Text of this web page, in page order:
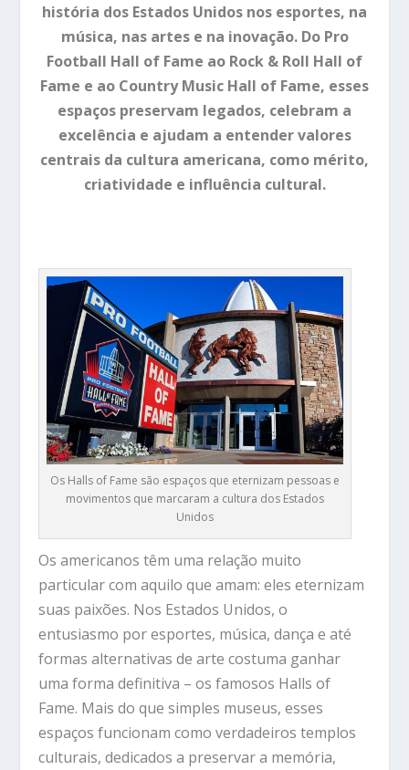
história dos Estados Unidos nos esportes, na
música, nas artes e na inovação. Do Pro
Football Hall of Fame ao Rock & Roll Hall of
Fame e ao Country Music Hall of Fame, esses
espaços preservam legados, celebram a
excelência e ajudam a entender valores
centrais da cultura americana, como mérito,
criatividade e influência cultural.
Os Halls of Fame são espaços que eternizam pessoas e
movimentos que marcaram a cultura dos Estados
Unidos
Os americanos têm uma relação muito
particular com aquilo que amam: eles eternizam
suas paixões. Nos Estados Unidos, o
entusiasmo por esportes, música, dança e até
formas alternativas de arte costuma ganhar
uma forma definitiva – os famosos Halls of
Fame. Mais do que simples museus, esses
espaços funcionam como verdadeiros templos
culturais, dedicados a preservar a memória,